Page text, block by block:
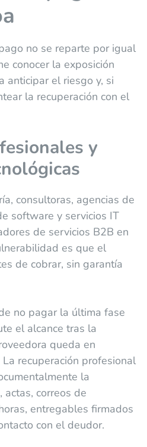
no se reparte por igual
conocer la exposición
anticipar el riesgo y, si
la recuperación con el
y
consultoras, agencias de
software y servicios IT
de servicios B2B en
es que el
de cobrar, sin garantía
no pagar la última fase
el alcance tras la
queda en
recuperación profesional
la
correos de
entregables firmados
con el deudor.